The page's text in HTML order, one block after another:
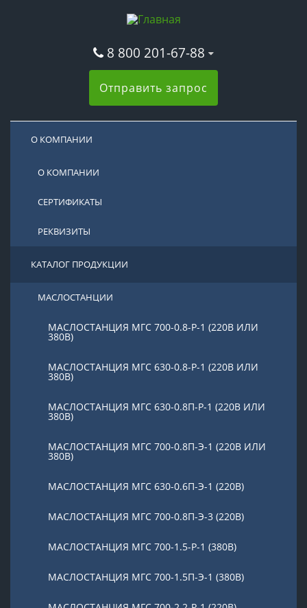
8 800 201-67-88
Отправить запрос
О КОМПАНИИ
О КОМПАНИИ
СЕРТИФИКАТЫ
РЕКВИЗИТЫ
КАТАЛОГ ПРОДУКЦИИ
МАСЛОСТАНЦИИ
МАСЛОСТАНЦИЯ МГС 700-0.8-Р-1 (220В ИЛИ
380В)
МАСЛОСТАНЦИЯ МГС 630-0.8-Р-1 (220В ИЛИ
380В)
МАСЛОСТАНЦИЯ МГС 630-0.8П-Р-1 (220В ИЛИ
380В)
МАСЛОСТАНЦИЯ МГС 700-0.8П-Э-1 (220В ИЛИ
380В)
МАСЛОСТАНЦИЯ МГС 630-0.6П-Э-1 (220В)
МАСЛОСТАНЦИЯ МГС 700-0.8П-Э-3 (220В)
МАСЛОСТАНЦИЯ МГС 700-1.5-Р-1 (380В)
МАСЛОСТАНЦИЯ МГС 700-1.5П-Э-1 (380В)